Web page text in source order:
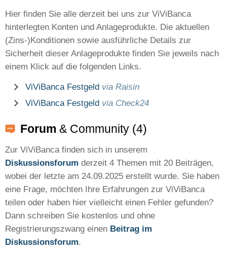
Hier finden Sie alle derzeit bei uns zur ViViBanca
hinterlegten Konten und Anlageprodukte. Die aktuellen
(Zins-)Konditionen sowie ausführliche Details zur
Sicherheit dieser Anlageprodukte finden Sie jeweils nach
einem Klick auf die folgenden Links.
ViViBanca Festgeld via Raisin
ViViBanca Festgeld via Check24
Forum & Community (4)
Zur ViViBanca finden sich in unserem
Diskussionsforum derzeit 4 Themen mit 20 Beiträgen,
wobei der letzte am 24.09.2025 erstellt wurde. Sie haben
eine Frage, möchten Ihre Erfahrungen zur ViViBanca
teilen oder haben hier vielleicht einen Fehler gefunden?
Dann schreiben Sie kostenlos und ohne
Registrierungszwang einen Beitrag im
Diskussionsforum.